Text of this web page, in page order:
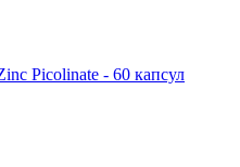
Picolinate - 60 капсул